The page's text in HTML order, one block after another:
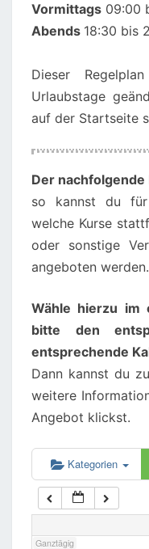
Vormittags 09:00
Abends 18:30 bis
Dieser
Urlaubstage
auf der Startseite
Der
so kannst du für
welche Kurse
oder sonstige
angeboten werden.
Wähle hierzu im
bitte den
entsprechende
Dann kannst du
weitere
Angebot klickst.
Kategorien
Ganztägig
00:00
02:00
03:00
04:00
06:00
07:00
08:00